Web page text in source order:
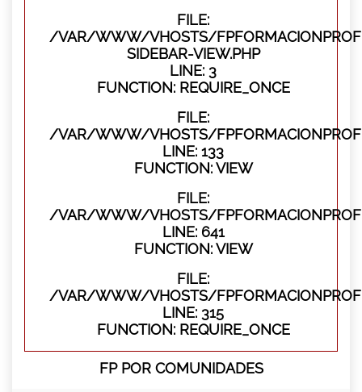
FILE:
/VAR/WWW/VHOSTS/
SIDEBAR-VIEW.PHP
LINE: 3
FUNCTION: REQUIRE_ONCE
FILE:
/VAR/WWW/VHOSTS/
LINE: 133
FUNCTION: VIEW
FILE:
/VAR/WWW/VHOSTS/
LINE: 641
FUNCTION: VIEW
FILE:
/VAR/WWW/VHOSTS/
LINE: 315
FUNCTION: REQUIRE_ONCE
FP POR COMUNIDADES